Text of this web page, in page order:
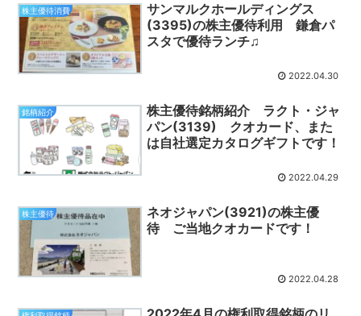
株主優待消費
サンマルクホールディングス
(3395)の株主優待利用 鎌倉パ
スタで優待ランチ♫
2022.04.30
銘柄紹介
株主優待銘柄紹介 ラクト・ジャ
パン(3139) クオカード、また
は自社選定カタログギフトです！
2022.04.29
株主優待
ネオジャパン(3921)の株主優
待 ご当地クオカードです！
2022.04.28